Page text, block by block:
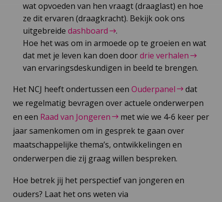
wat opvoeden van hen vraagt (draaglast) en hoe
ze dit ervaren (draagkracht). Bekijk ook ons
uitgebreide dashboard
.
Hoe het was om in armoede op te groeien en wat
dat met je leven kan doen doordrie verhalen
van ervaringsdeskundigen in beeld te brengen.
Het NCJ heeft ondertussen een Ouderpanel
dat
we regelmatig bevragen over actuele onderwerpen
en een Raad van Jongeren
met wie we 4-6 keer per
jaar samenkomen om in gesprek te gaan over
maatschappelijke thema’s, ontwikkelingen en
onderwerpen die zij graag willen bespreken.
Hoe betrek jij het perspectief van jongeren en
ouders? Laat het ons weten via